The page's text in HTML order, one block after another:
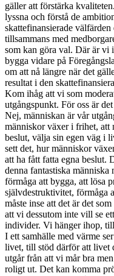
gäller att förstärka
lyssna och förstå de
skattefinansierade
tillsammans med
som kan göra val. Där är vi
bygga vidare på
om att nå längre när det
resultat i den
Kom ihåg att vi som
utgångspunkt. För oss är
Nej, människan är vår
människor växer i frihet, att
beslut, välja sin egen väg i
sett det, hur människor
att ha fått fatta egna beslut.
denna fantastiska människa
förmåga att bygga, att lösa
självdestruktivitet, förmåga
måste inse att det är det
att vi dessutom inte vill se
individer. Vi hänger ihop,
I ett samhälle med värme
livet, till stöd därför att livet
utgår från att vi mår bra
roligt ut. Det kan komma